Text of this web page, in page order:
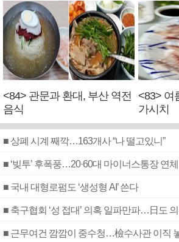
<84> 관문과 환대, 부산 역전
음식
<83> 여
가시치
■ 상폐 시계 째깍…163개사 “나 떨고있니”
■ ‘빚투’ 후폭풍…20·60대 마이너스통장 연
■ 국내 대형로펌도 ‘생성형 AI’ 쓴다
■ 근무여건 깜깜이 중수청…檢수사관 이직